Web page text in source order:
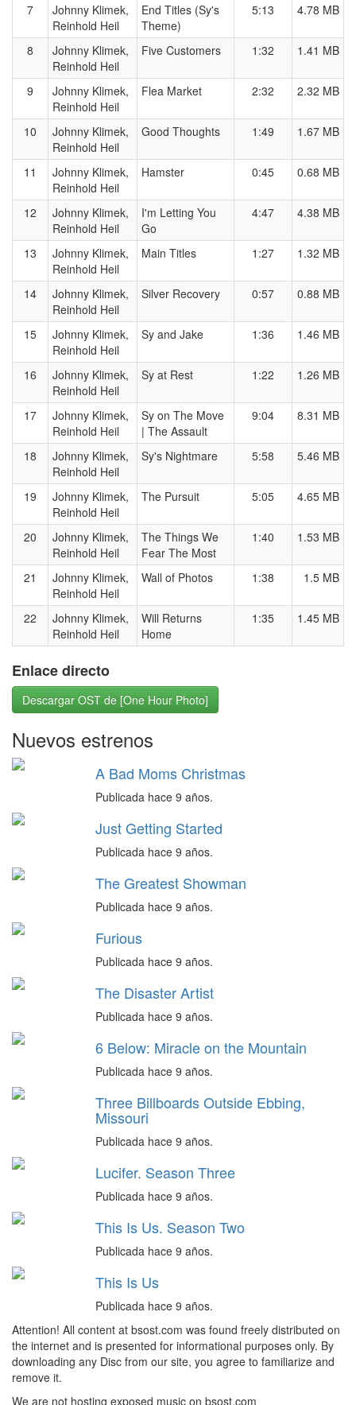
7
Johnny Klimek,
Reinhold Heil
End Titles (Sy's
Theme)
5:13 4.78 MB
8
Johnny Klimek,
Reinhold Heil
Five Customers 1:32 1.41 MB
9
Johnny Klimek,
Reinhold Heil
Flea Market 2:32 2.32 MB
10
Johnny Klimek,
Reinhold Heil
Good Thoughts 1:49 1.67 MB
11
Johnny Klimek,
Reinhold Heil
Hamster 0:45 0.68 MB
12
Johnny Klimek,
Reinhold Heil
I'm Letting You
Go
4:47 4.38 MB
13
Johnny Klimek,
Reinhold Heil
Main Titles 1:27 1.32 MB
14
Johnny Klimek,
Reinhold Heil
Silver Recovery 0:57 0.88 MB
15
Johnny Klimek,
Reinhold Heil
Sy and Jake 1:36 1.46 MB
16
Johnny Klimek,
Reinhold Heil
Sy at Rest 1:22 1.26 MB
17
Johnny Klimek,
Reinhold Heil
Sy on The Move
| The Assault
9:04 8.31 MB
18
Johnny Klimek,
Reinhold Heil
Sy's Nightmare 5:58 5.46 MB
19
Johnny Klimek,
Reinhold Heil
The Pursuit 5:05 4.65 MB
20
Johnny Klimek,
Reinhold Heil
The Things We
Fear The Most
1:40 1.53 MB
21
Johnny Klimek,
Reinhold Heil
Wall of Photos 1:38 1.5 MB
22
Johnny Klimek,
Reinhold Heil
Will Returns
Home
1:35 1.45 MB
Enlace directo
Descargar OST de [One Hour Photo]
Nuevos estrenos
A Bad Moms Christmas
Publicada hace 9 años.
Just Getting Started
Publicada hace 9 años.
The Greatest Showman
Publicada hace 9 años.
Furious
Publicada hace 9 años.
The Disaster Artist
Publicada hace 9 años.
6 Below: Miracle on the Mountain
Publicada hace 9 años.
Three Billboards Outside Ebbing,
Missouri
Publicada hace 9 años.
Lucifer. Season Three
Publicada hace 9 años.
This Is Us. Season Two
Publicada hace 9 años.
This Is Us
Publicada hace 9 años.
Attention! All content at bsost.com was found freely distributed on
the internet and is presented for informational purposes only. By
downloading any Disc from our site, you agree to familiarize and
remove it.
We are not hosting exposed music on bsost.com